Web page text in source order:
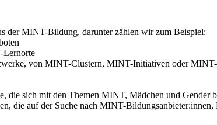
der MINT-Bildung, darunter zählen wir zum Beispiel:
Lernorte
von MINT-Clustern, MINT-Initiativen oder
die sich mit den Themen MINT, Mädchen und Gender
die auf der Suche nach MINT-Bildungsanbieter:innen,